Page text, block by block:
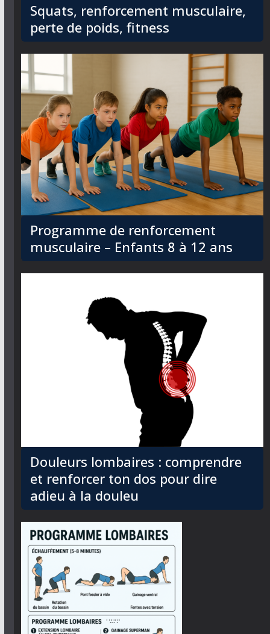
Squats, renforcement musculaire,
perte de poids, fitness
Programme de renforcement
musculaire – Enfants 8 à 12 ans
Douleurs lombaires : comprendre
et renforcer ton dos pour dire
adieu à la douleu